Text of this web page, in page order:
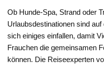
Ob Hunde-Spa, Strand oder
Urlaubsdestinationen sind
sich einiges einfallen, damit
Frauchen die gemeinsamen
können. Die Reiseexperten